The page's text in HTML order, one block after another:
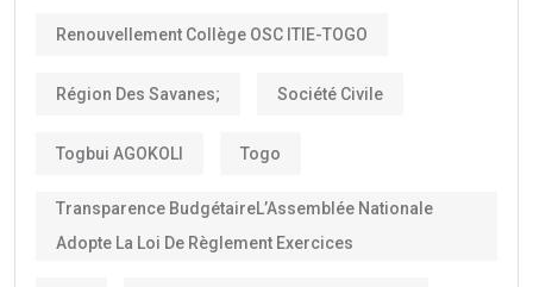
Renouvellement Collège OSC ITIE-TOGO
Région Des Savanes; Société Civile
Togbui AGOKOLI Togo
Transparence BudgétaireL’Assemblée Nationale
Adopte La Loi De Règlement Exercices